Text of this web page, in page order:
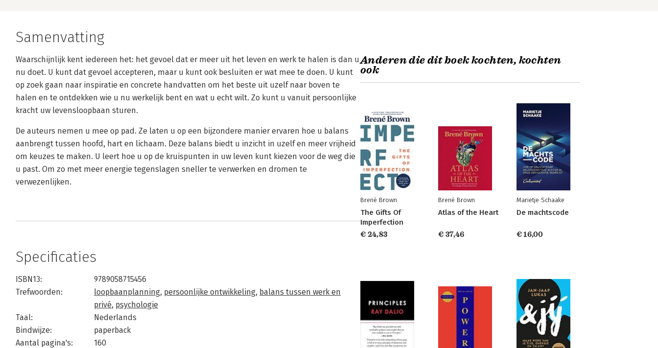
Samenvatting
Waarschijnlijk kent iedereen het: het gevoel dat er meer uit het leven en werk te halen is dan u
nu doet. U kunt dat gevoel accepteren, maar u kunt ook besluiten er wat mee te doen. U kunt
op zoek gaan naar inspiratie en concrete handvatten om het beste uit uzelf naar boven te
halen en te ontdekken wie u nu werkelijk bent en wat u echt wilt. Zo kunt u vanuit persoonlijke
kracht uw levensloopbaan sturen.
De auteurs nemen u mee op pad. Ze laten u op een bijzondere manier ervaren hoe u balans
aanbrengt tussen hoofd, hart en lichaam. Deze balans biedt u inzicht in uzelf en meer vrijheid
om keuzes te maken. U leert hoe u op de kruispunten in uw leven kunt kiezen voor de weg die
u past. Om zo met meer energie tegenslagen sneller te verwerken en dromen te
verwezenlijken.
Specificaties
ISBN13:
9789058715456
Trefwoorden:
loopbaanplanning, persoonlijke ontwikkeling, balans tussen werk en
privé, psychologie
Taal:
Nederlands
Bindwijze:
paperback
Aantal pagina's:
160
Anderen die dit boek kochten, kochten
ook
Brené Brown
The Gifts Of
Imperfection
€ 24,83
Brené Brown
Atlas of the Heart
€ 37,46
Marietje Schaake
De machtscode
€ 16,00